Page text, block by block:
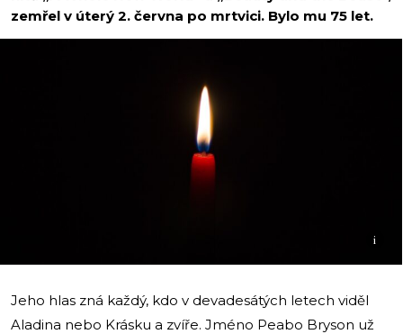
zemřel v úterý 2. června po mrtvici. Bylo mu 75 let.
i
Jeho hlas zná každý, kdo v devadesátých letech viděl
Aladina nebo Krásku a zvíře. Jméno Peabo Bryson už